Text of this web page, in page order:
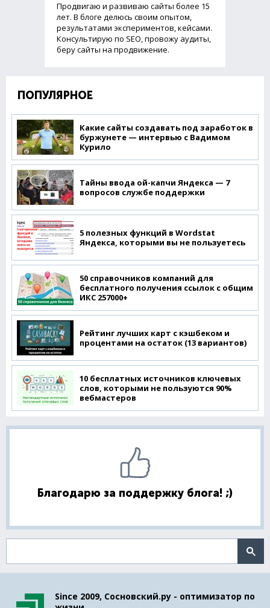
Продвигаю и развиваю сайты более 15
лет. В блоге делюсь своим опытом,
результатами экспериментов, кейсами.
Консультирую по SEO, провожу аудиты,
беру сайты на продвижение.
ПОПУЛЯРНОЕ
Какие сайты создавать под заработок в
буржунете — интервью с Вадимом
Курило
Тайны ввода ой-капчи Яндекса — 7
вопросов службе поддержки
5 полезных функций в Wordstat
Яндекса, которыми вы не пользуетесь
50 справочников компаний для
бесплатного получения ссылок с общим
ИКС 257000+
Рейтинг лучших карт с кэшбеком и
процентами на остаток (13 вариантов)
10 бесплатных источников ключевых
слов, которыми не пользуются 90%
вебмастеров
Благодарю за поддержку блога! ;)
Поиск по сайту
Since 2009, Сосновский.ру - оптимизатор по